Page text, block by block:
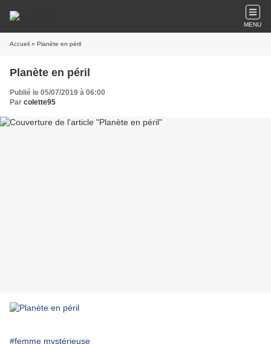
MENU
Accueil » Planète en péril
Planète en péril
Publié le 05/07/2019 à 06:00
Par colette95
#femme mystérieuse